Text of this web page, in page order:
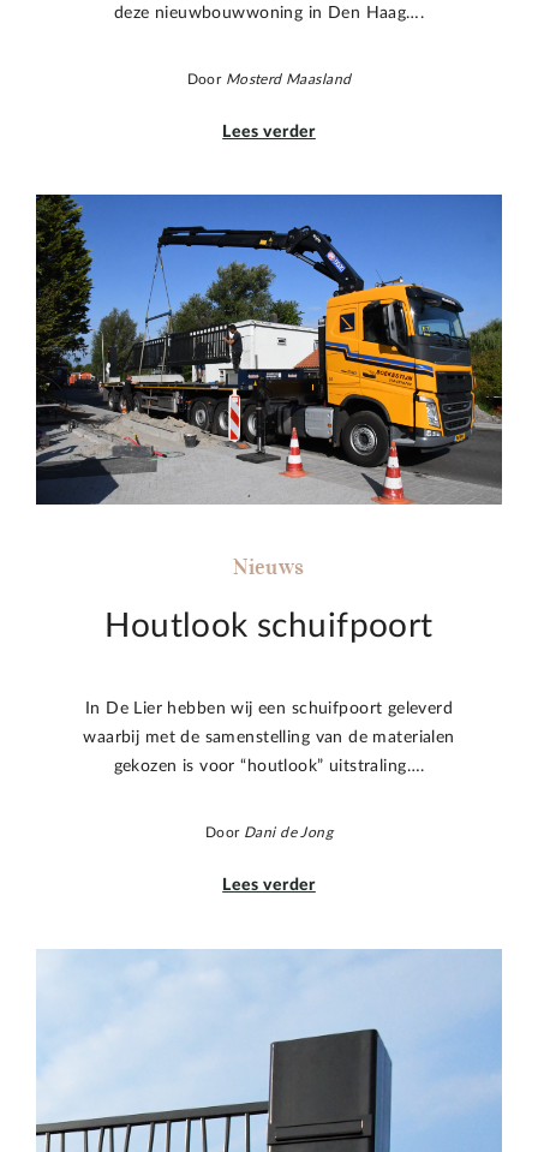
deze nieuwbouwwoning in Den Haag….
Door Mosterd Maasland
Lees verder
Nieuws
Houtlook schuifpoort
In De Lier hebben wij een schuifpoort geleverd
waarbij met de samenstelling van de materialen
gekozen is voor “houtlook” uitstraling….
Door Dani de Jong
Lees verder